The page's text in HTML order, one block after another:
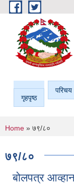
Skip to main content
गृहपृष्ठ
परिचय
You are
Home » ७९/८०
७९/८०
बोलपत्र